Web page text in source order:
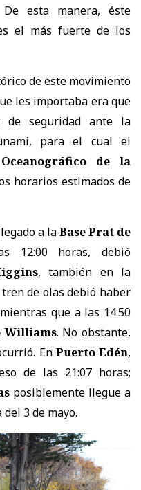
esta manera, éste
el más fuerte de los
de este movimiento
les importaba era que
de seguridad ante la
para el cual el
de la
horarios estimados de
a laBase Prat de
12:00 horas, debió
, también en la
de olas debió haber
que a las 14:50
Williams. No obstante,
En Puerto Edén,
de las 21:07 horas;
posiblemente llegue a
3 de mayo.